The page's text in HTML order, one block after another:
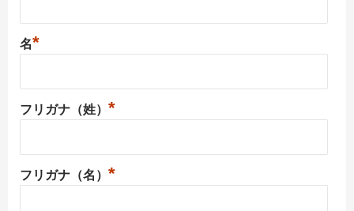
名*
フリガナ（姓） *
フリガナ（名） *